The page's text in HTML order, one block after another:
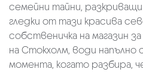
семейни тайни,
гледки от тази красива
собственичка на магазин
на Стокхолм, води
момента, когато разбира,